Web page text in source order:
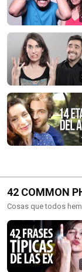
42 COMMON
Cosas que todos